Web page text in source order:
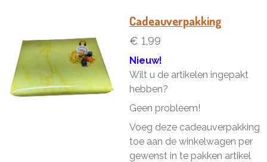
e
Cadeauverpakking
€ 1,99
Nieuw!
Wilt u de artikelen ingepakt
hebben?
Geen probleem!
Voeg deze cadeauverpakking
toe aan de winkelwagen per
gewenst in te pakken artikel